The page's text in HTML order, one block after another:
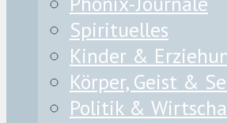
Spirituelles
Kinder &
Körper, Geist &
Politik &